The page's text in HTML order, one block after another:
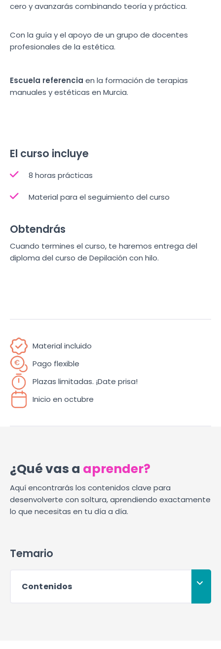
cero y avanzarás combinando teoría y práctica.
Con la guía y el apoyo de un grupo de docentes
profesionales de la estética.
Escuela referencia en la formación de terapias
manuales y estéticas en Murcia.
El curso incluye
8 horas prácticas
Material para el seguimiento del curso
Obtendrás
Cuando termines el curso, te haremos entrega del
diploma del curso de Depilación con hilo.
Material incluido
Pago flexible
Plazas limitadas. ¡Date prisa!
Inicio en octubre
¿Qué vas a aprender?
Aquí encontrarás los contenidos clave para
desenvolverte con soltura, aprendiendo exactamente
lo que necesitas en tu día a día.
Temario
Contenidos